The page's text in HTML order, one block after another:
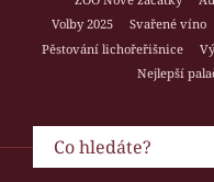
Volby 2025
Svařené víno
Pěstování lichořeřišnice
Nejlepší